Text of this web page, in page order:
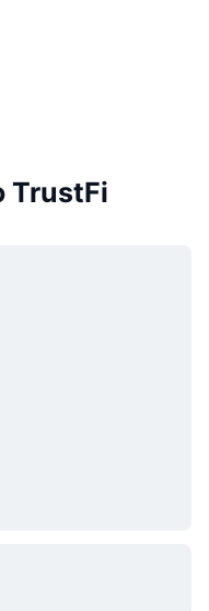
TrustFi